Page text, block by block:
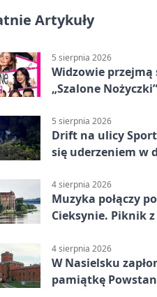
Artykuły
5 sierpnia 2026
Widzowie przejmą
„Szalone
5 sierpnia 2026
Drift na ulicy
się uderzeniem w
4 sierpnia 2026
Muzyka połączy
Cieksynie. Piknik
4 sierpnia 2026
W Nasielsku
pamiątkę